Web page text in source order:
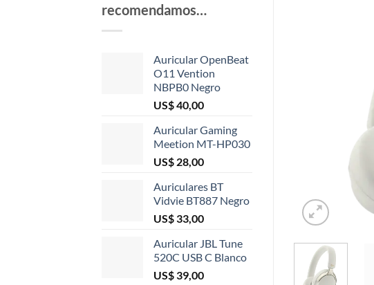
recomendamos…
Auricular OpenBeat
O11 Vention
NBPB0 Negro
US$40,00
Auricular Gaming
Meetion MT-HP030
US$ 28,00
Auriculares BT
Vidvie BT887 Negro
US$ 33,00
Auricular JBL Tune
520C USB C Blanco
US$ 39,00